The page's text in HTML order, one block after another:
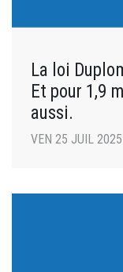
La loi
Et pour 1,9
aussi.
VEN 25 JUIL 2025